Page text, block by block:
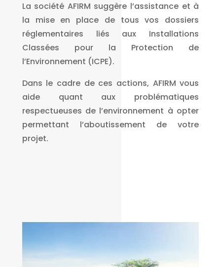
La société AFIRM suggère l’assistance et à
la mise en place de tous vos dossiers
réglementaires liés aux Installations
Classées pour la Protection de
l’Environnement (ICPE).
Dans le cadre de ces actions, AFIRM vous
aide quant aux problématiques
respectueuses de l’environnement à opter
permettant l’aboutissement de votre
projet.